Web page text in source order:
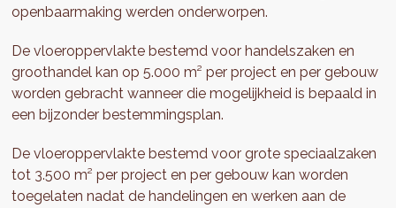
openbaarmaking werden onderworpen.
De vloeroppervlakte bestemd voor handelszaken en
groothandel kan op 5.000 m² per project en per gebouw
worden gebracht wanneer die mogelijkheid is bepaald in
een bijzonder bestemmingsplan.
De vloeroppervlakte bestemd voor grote speciaalzaken
tot 3.500 m² per project en per gebouw kan worden
toegelaten nadat de handelingen en werken aan de